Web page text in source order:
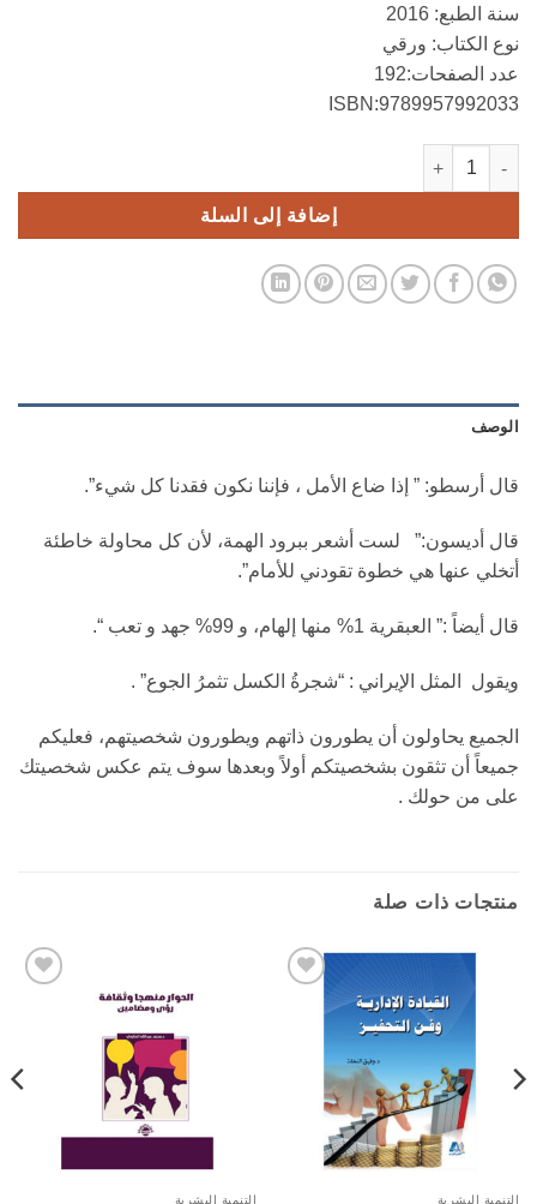
سنة الطبع: 2016
نوع الكتاب: ورقي
عدد الصفحات:192
ISBN:9789957992033
كمية الدليل الشامل لتطوير وتنمية الذات
إضافة إلى السلة
الوصف
قال أرسطو: ” إذا ضاع الأمل ، فإننا نكون فقدنا كل شيء”.
قال أديسون:” لست أشعر ببرود الهمة، لأن كل محاولة خاطئة
أتخلي عنها هي خطوة تقودني للأمام”.
قال أيضاً :” العبقرية 1% منها إلهام، و 99% جهد و تعب “.
ويقول المثل الإيراني : “شجرةُ الكسل تثمرُ الجوع” .
الجميع يحاولون أن يطورون ذاتهم ويطورون شخصيتهم، فعليكم
جميعاً أن تثقون بشخصيتكم أولاً وبعدها سوف يتم عكس شخصيتك
على من حولك .
منتجات ذات صلة
التنمية البشرية التنمية البشرية